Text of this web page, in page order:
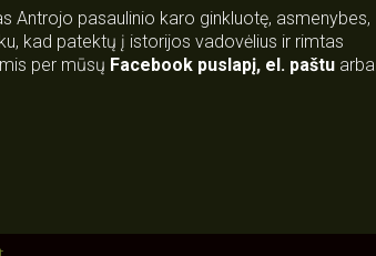
Antrojo pasaulinio karo ginkluotę, asmenybes,
kad patektų į istorijos vadovėlius ir rimtas
per mūsų Facebook puslapį, el. paštu arba